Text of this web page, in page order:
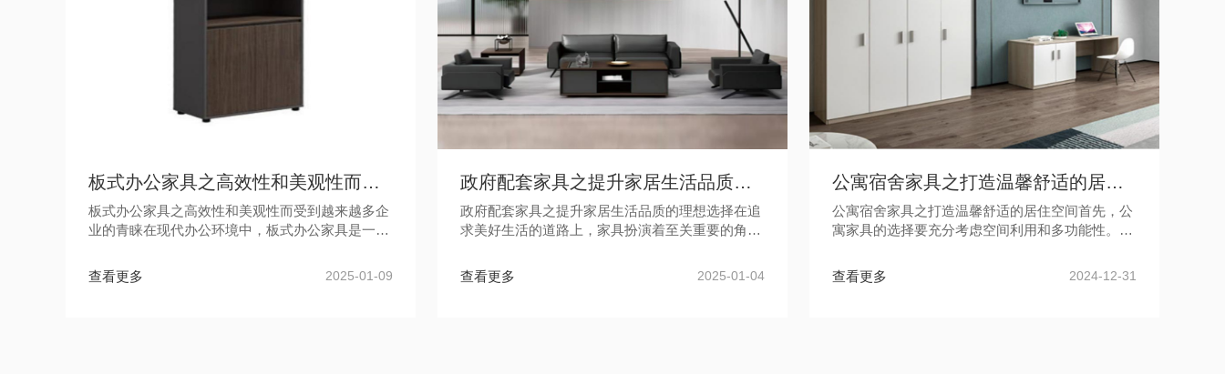
板式办公家具之高效性和美观性而受到越来越多企业的青睐
板式办公家具之高效性和美观性而受到越来越多企
业的青睐在现代办公环境中，板式办公家具是一个
工作空间，有助于提高工作效率...
查看更多 2025-01-09
政府配套家具之提升家居生活品质的理想选择
政府配套家具之提升家居生活品质的理想选择在追
求美好生活的道路上，家具扮演着至关重要的角
可能会成为负担。这时候，政府配...
查看更多 2025-01-04
公寓宿舍家具之打造温馨舒适的居住空间
公寓宿舍家具之打造温馨舒适的居住空间首先，公
寓家具的选择要充分考虑空间利用和多功能性。对
具是明智的选择。比如，一张可...
查看更多 2024-12-31